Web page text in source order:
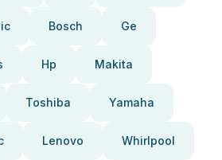
Bosch Ge
Hp Makita
Toshiba Yamaha
Lenovo Whirlpool